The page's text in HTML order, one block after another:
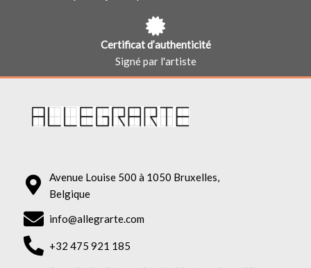
Certificat d’authenticité
Signé par l'artiste
Avenue Louise 500 à 1050 Bruxelles,
Belgique
info@allegrarte.com
+32 475 921 185